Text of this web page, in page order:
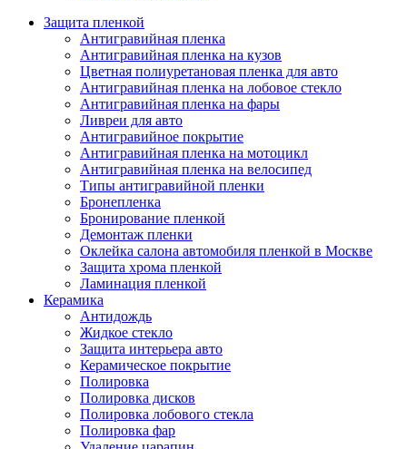
Защита пленкой
Антигравийная пленка
Антигравийная пленка на кузов
Цветная полиуретановая пленка для авто
Антигравийная пленка на лобовое стекло
Антигравийная пленка на фары
Ливреи для авто
Антигравийное покрытие
Антигравийная пленка на мотоцикл
Антигравийная пленка на велосипед
Типы антигравийной пленки
Бронепленка
Бронирование пленкой
Демонтаж пленки
Оклейка салона автомобиля пленкой в Москве
Защита хрома пленкой
Ламинация пленкой
Керамика
Антидождь
Жидкое стекло
Защита интерьера авто
Керамическое покрытие
Полировка
Полировка дисков
Полировка лобового стекла
Полировка фар